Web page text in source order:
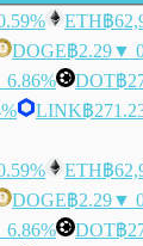
ETH฿
DOGE฿2.29▼
6.86% DOT฿
LINK฿
ETH฿
DOGE฿2.29▼
6.86% DOT฿